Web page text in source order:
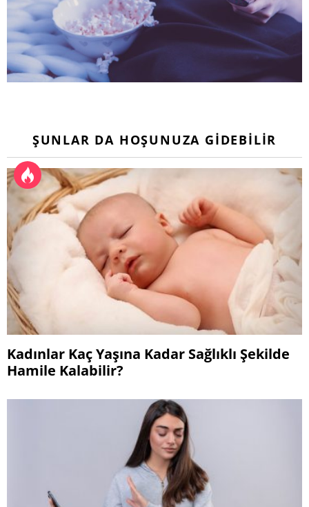
ŞUNLAR DA HOŞUNUZA GIDEBILIR
Kadınlar Kaç Yaşına Kadar Sağlıklı Şekilde
Hamile Kalabilir?